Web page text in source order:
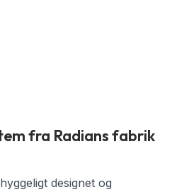
fra Radians fabrik
designet og